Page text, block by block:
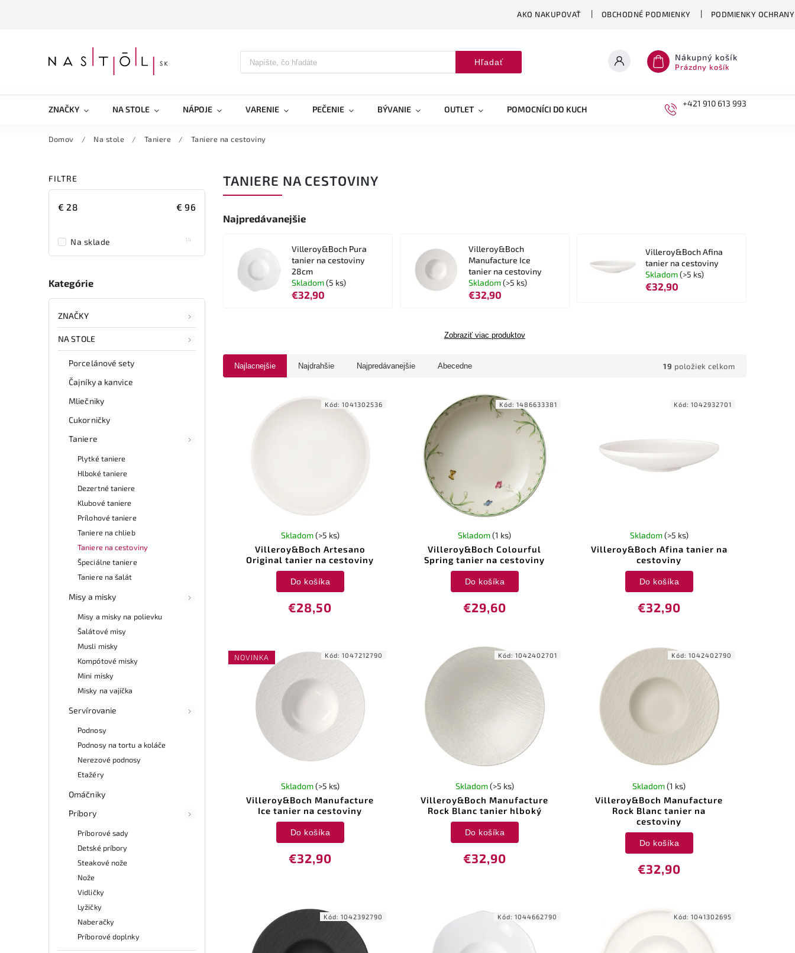
AKO NAKUPOVAŤ OBCHODNÉ PODMIENKY PODMIENKY
Hľadať Nákupný košík
Prázdny košík
ZNAČKY NA STOLE NÁPOJE VARENIE PEČENIE BÝVANIE OUTLET POMOCNÍCI DO KUCHYNE
+421 910 613 993
Domov / Na stole / Taniere / Taniere na cestoviny
FILTRE
€ 28 € 96
Na sklade 14
Kategórie
ZNAČKY
NA STOLE
Porcelánové sety
Čajníky a kanvice
Mliečniky
Cukorničky
Taniere
Plytké taniere
Hlboké taniere
Dezertné taniere
Klubové taniere
Prílohové taniere
Taniere na chlieb
Taniere na cestoviny
Špeciálne taniere
Taniere na šalát
Misy a misky
Misy a misky na polievku
Šalátové misy
Musli misky
Kompótové misky
Mini misky
Misky na vajíčka
Servírovanie
Podnosy
Podnosy na tortu a koláče
Nerezové podnosy
Etažéry
Omáčniky
Príbory
Príborové sady
Detské príbory
Steakové nože
Nože
Vidličky
Lyžičky
Naberačky
Príborové doplnky
TANIERE NA CESTOVINY
Najpredávanejšie
Villeroy&Boch Pura
tanier na cestoviny
28cm
Skladom(5 ks)
€32,90
Villeroy&Boch
Manufacture Ice
tanier na cestoviny
Skladom(>5 ks)
€32,90
Villeroy&Boch Afina
tanier na cestoviny
Skladom(>5 ks)
€32,90
Zobraziť viac produktov
Najlacnejšie Najdrahšie Najpredávanejšie Abecedne 19 položiek celkom
Villeroy&Boch Artesano
Original tanier na cestoviny
Skladom(>5 ks)
€28,50
Do košíka
Kód:1041302536
Villeroy&Boch Colourful
Spring tanier na cestoviny
Skladom(1 ks)
€29,60
Do košíka
Kód:1486633381
Villeroy&Boch Afina tanier na
cestoviny
Skladom(>5 ks)
€32,90
Do košíka
Kód:1042932701
NOVINKA
Villeroy&Boch Manufacture
Ice tanier na cestoviny
Skladom(>5 ks)
€32,90
Do košíka
Kód:1047212790
Villeroy&Boch Manufacture
Rock Blanc tanier hlboký
Skladom(>5 ks)
€32,90
Do košíka
Kód:1042402701
Villeroy&Boch Manufacture
Rock Blanc tanier na
cestoviny
Skladom(1 ks)
€32,90
Do košíka
Kód:1042402790
Kód:1042392790 Kód:1044662790 Kód:1041302695